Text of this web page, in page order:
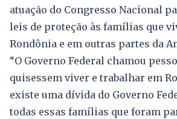
atuação do Congresso Nacional
leis de proteção às famílias que
Rondônia e em outras partes da
“O Governo Federal chamou
quisessem viver e trabalhar em
existe uma dívida do Governo
todas essas famílias que foram